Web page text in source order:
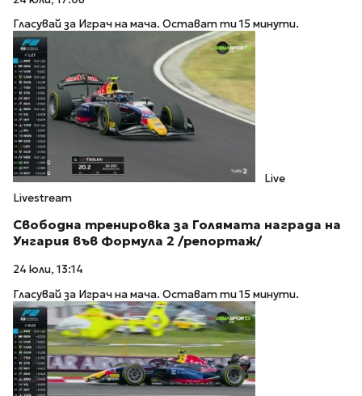
Гласувай за Играч на мача. Остават ти 15 минути.
Live
Livestream
Свободна тренировка за Голямата награда на
Унгария във Формула 2 /репортаж/
24 юли, 13:14
Гласувай за Играч на мача. Остават ти 15 минути.